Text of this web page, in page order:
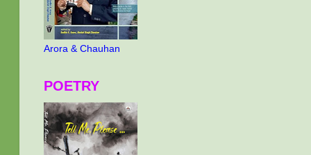
Arora & Chauhan
POETRY